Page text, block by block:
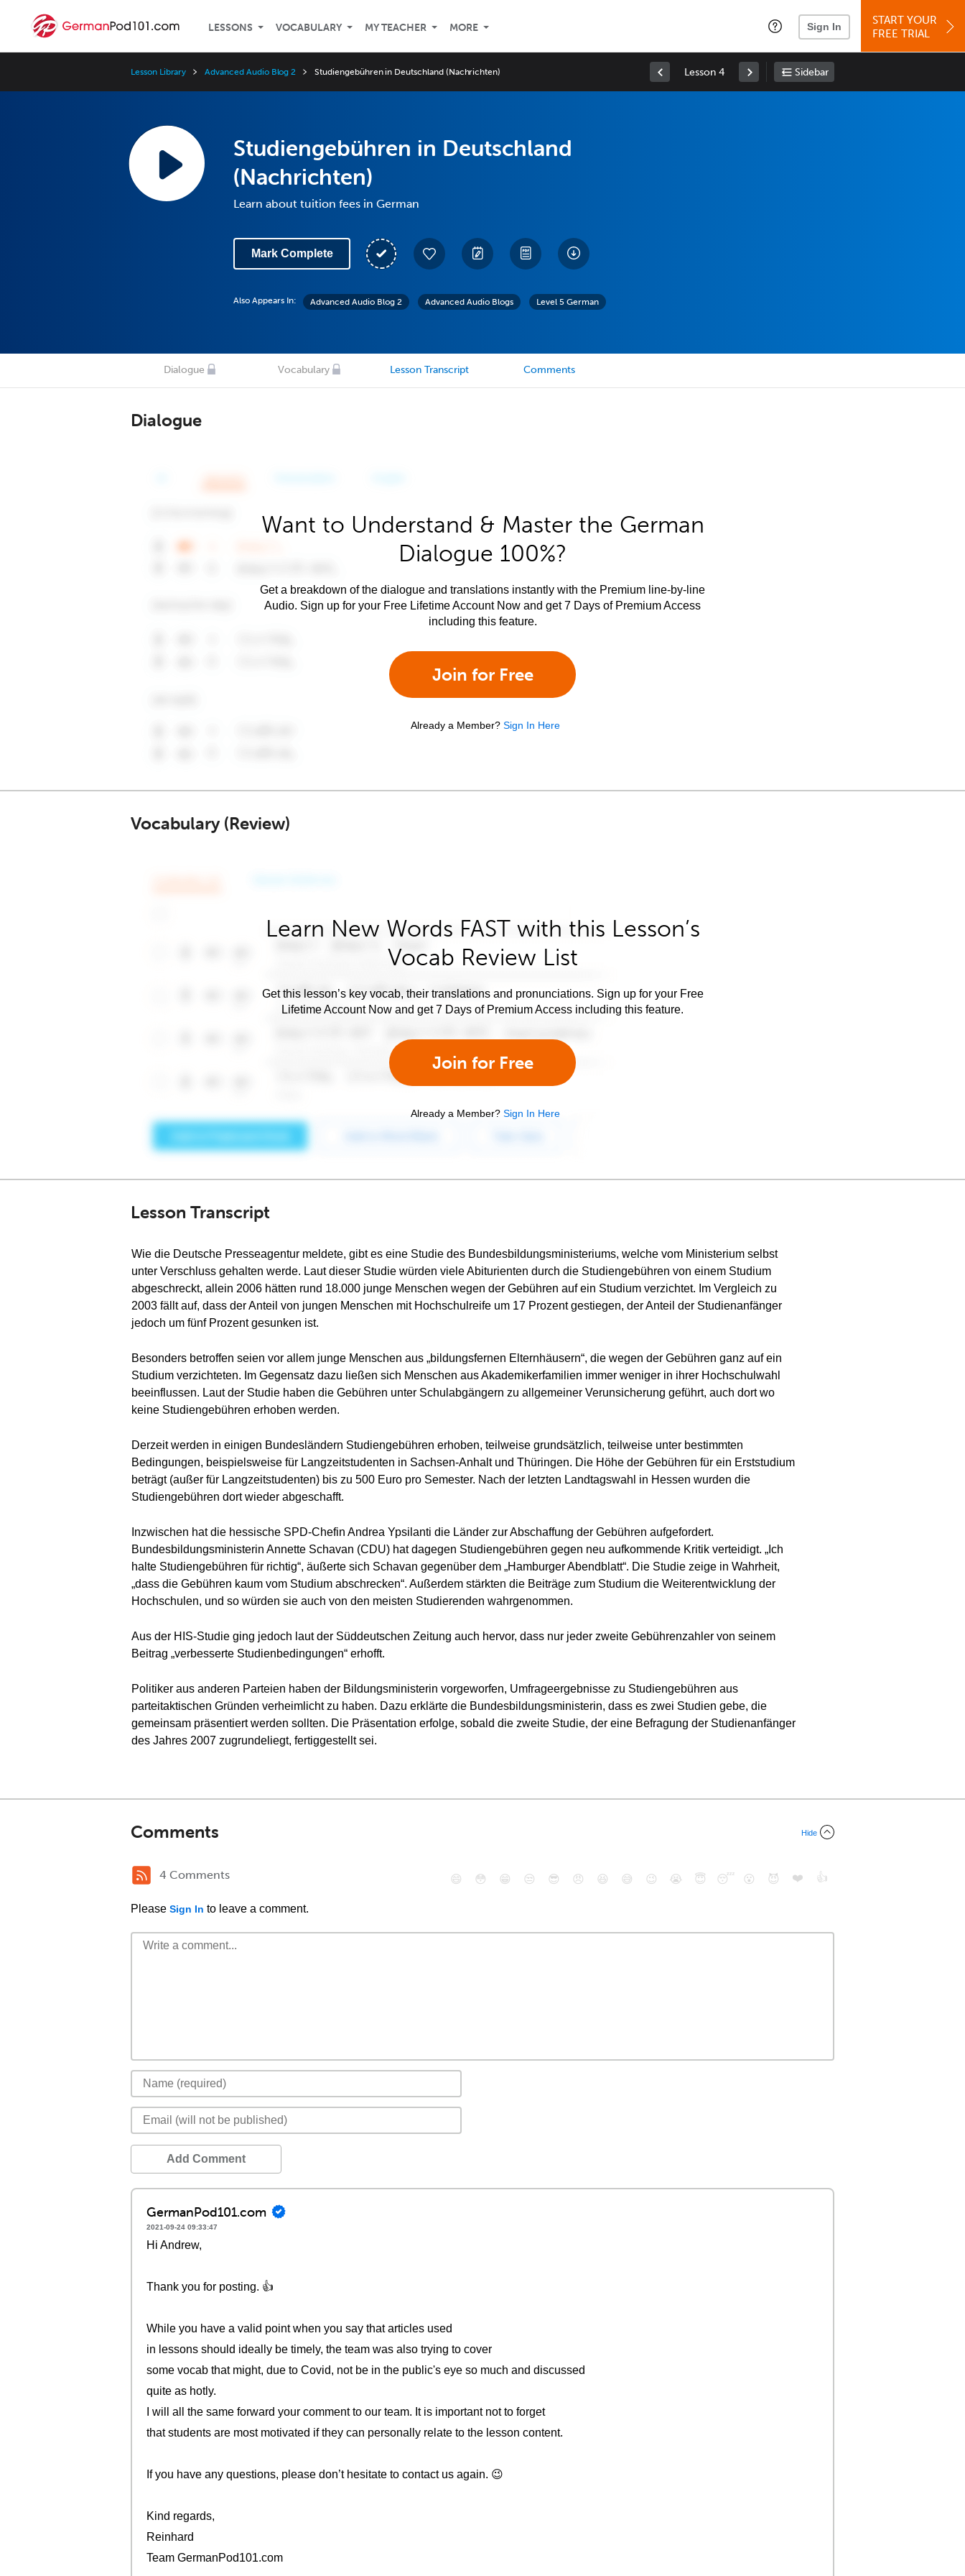
LESSONS VOCABULARY MY TEACHER MORE Sign In
START YOUR
FREE TRIAL
Lesson Library Advanced Audio Blog 2 Studiengebühren in Deutschland (Nachrichten) Lesson 4 Sidebar
Studiengebühren in Deutschland
(Nachrichten)
Learn about tuition fees in German
Mark Complete
Also Appears In: Advanced Audio Blog 2 Advanced Audio Blogs Level 5 German
Dialogue Vocabulary Lesson Transcript Comments
Dialogue
Want to Understand & Master the German
Dialogue 100%?
Get a breakdown of the dialogue and translations instantly with the Premium line-by-line
Audio. Sign up for your Free Lifetime Account Now and get 7 Days of Premium Access
including this feature.
Join for Free
Already a Member? Sign In Here
Vocabulary (Review)
Learn New Words FAST with this Lesson’s
Vocab Review List
Get this lesson’s key vocab, their translations and pronunciations. Sign up for your Free
Lifetime Account Now and get 7 Days of Premium Access including this feature.
Join for Free
Already a Member? Sign In Here
Lesson Transcript
Wie die Deutsche Presseagentur meldete, gibt es eine Studie des Bundesbildungsministeriums, welche vom Ministerium selbst
unter Verschluss gehalten werde. Laut dieser Studie würden viele Abiturienten durch die Studiengebühren von einem Studium
abgeschreckt, allein 2006 hätten rund 18.000 junge Menschen wegen der Gebühren auf ein Studium verzichtet. Im Vergleich zu
2003 fällt auf, dass der Anteil von jungen Menschen mit Hochschulreife um 17 Prozent gestiegen, der Anteil der Studienanfänger
jedoch um fünf Prozent gesunken ist.
Besonders betroffen seien vor allem junge Menschen aus „bildungsfernen Elternhäusern“, die wegen der Gebühren ganz auf ein
Studium verzichteten. Im Gegensatz dazu ließen sich Menschen aus Akademikerfamilien immer weniger in ihrer Hochschulwahl
beeinflussen. Laut der Studie haben die Gebühren unter Schulabgängern zu allgemeiner Verunsicherung geführt, auch dort wo
keine Studiengebühren erhoben werden.
Derzeit werden in einigen Bundesländern Studiengebühren erhoben, teilweise grundsätzlich, teilweise unter bestimmten
Bedingungen, beispielsweise für Langzeitstudenten in Sachsen-Anhalt und Thüringen. Die Höhe der Gebühren für ein Erststudium
beträgt (außer für Langzeitstudenten) bis zu 500 Euro pro Semester. Nach der letzten Landtagswahl in Hessen wurden die
Studiengebühren dort wieder abgeschafft.
Inzwischen hat die hessische SPD-Chefin Andrea Ypsilanti die Länder zur Abschaffung der Gebühren aufgefordert.
Bundesbildungsministerin Annette Schavan (CDU) hat dagegen Studiengebühren gegen neu aufkommende Kritik verteidigt. „Ich
halte Studiengebühren für richtig“, äußerte sich Schavan gegenüber dem „Hamburger Abendblatt“. Die Studie zeige in Wahrheit,
„dass die Gebühren kaum vom Studium abschrecken“. Außerdem stärkten die Beiträge zum Studium die Weiterentwicklung der
Hochschulen, und so würden sie auch von den meisten Studierenden wahrgenommen.
Aus der HIS-Studie ging jedoch laut der Süddeutschen Zeitung auch hervor, dass nur jeder zweite Gebührenzahler von seinem
Beitrag „verbesserte Studienbedingungen“ erhofft.
Politiker aus anderen Parteien haben der Bildungsministerin vorgeworfen, Umfrageergebnisse zu Studiengebühren aus
parteitaktischen Gründen verheimlicht zu haben. Dazu erklärte die Bundesbildungsministerin, dass es zwei Studien gebe, die
gemeinsam präsentiert werden sollten. Die Präsentation erfolge, sobald die zweite Studie, der eine Befragung der Studienanfänger
des Jahres 2007 zugrundeliegt, fertiggestellt sei.
Comments Hide
4 Comments
Please Sign In to leave a comment.
😄 😳 😁 😒 😎 😠 😆 😅 😉 😭 😇 😴 😮 😈 ❤️ 👍
Add Comment
GermanPod101.com
2021-09-24 09:33:47
Hi Andrew,
Thank you for posting. 👍
While you have a valid point when you say that articles used
in lessons should ideally be timely, the team was also trying to cover
some vocab that might, due to Covid, not be in the public's eye so much and discussed
quite as hotly.
I will all the same forward your comment to our team. It is important not to forget
that students are most motivated if they can personally relate to the lesson content.
If you have any questions, please don’t hesitate to contact us again. 😉
Kind regards,
Reinhard
Team GermanPod101.com